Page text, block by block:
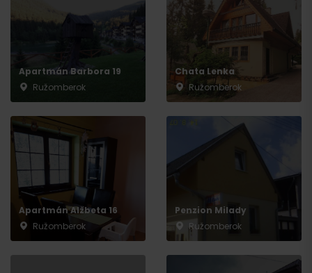
Apartmán Barbora 19
Ružomberok
Chata Lenka
Ružomberok
Apartmán Alžbeta 16
Ružomberok
Penzion Milady
Ružomberok